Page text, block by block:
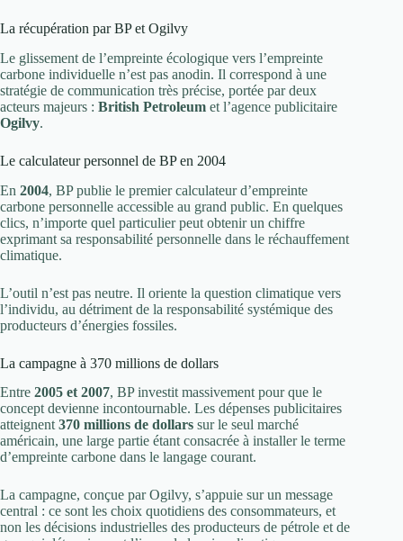
La récupération par BP et Ogilvy
Le glissement de l’empreinte écologique vers l’empreinte
carbone individuelle n’est pas anodin. Il correspond à une
stratégie de communication très précise, portée par deux
acteurs majeurs : British Petroleum et l’agence publicitaire
Ogilvy.
Le calculateur personnel de BP en 2004
En 2004, BP publie le premier calculateur d’empreinte
carbone personnelle accessible au grand public. En quelques
clics, n’importe quel particulier peut obtenir un chiffre
exprimant sa responsabilité personnelle dans le réchauffement
climatique.
L’outil n’est pas neutre. Il oriente la question climatique vers
l’individu, au détriment de la responsabilité systémique des
producteurs d’énergies fossiles.
La campagne à 370 millions de dollars
Entre 2005 et 2007, BP investit massivement pour que le
concept devienne incontournable. Les dépenses publicitaires
atteignent370 millions de dollars sur le seul marché
américain, une large partie étant consacrée à installer le terme
d’empreinte carbone dans le langage courant.
La campagne, conçue par Ogilvy, s’appuie sur un message
central : ce sont les choix quotidiens des consommateurs, et
non les décisions industrielles des producteurs de pétrole et de